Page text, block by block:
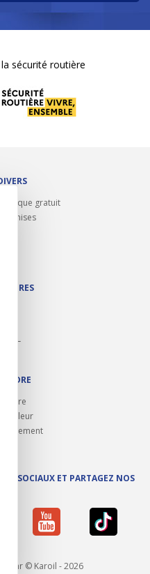
Masquer le bandeau des
sécurité routière
gratuit
Remises
PL
centre
SOCIAUX ET PARTAGEZ NOS
par © Karoil - 2026